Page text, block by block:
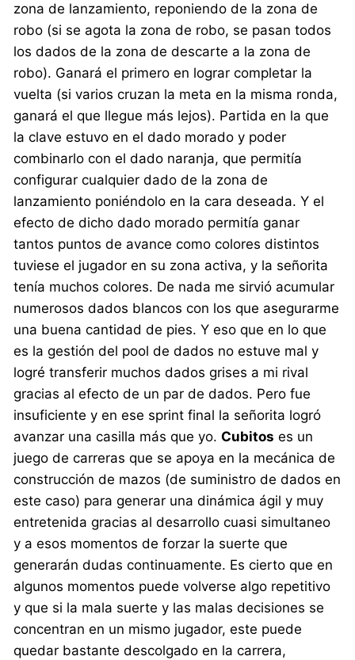
zona de lanzamiento, reponiendo de la zona de
robo (si se agota la zona de robo, se pasan todos
los dados de la zona de descarte a la zona de
robo). Ganará el primero en lograr completar la
vuelta (si varios cruzan la meta en la misma ronda,
ganará el que llegue más lejos). Partida en la que
la clave estuvo en el dado morado y poder
combinarlo con el dado naranja, que permitía
configurar cualquier dado de la zona de
lanzamiento poniéndolo en la cara deseada. Y el
efecto de dicho dado morado permitía ganar
tantos puntos de avance como colores distintos
tuviese el jugador en su zona activa, y la señorita
tenía muchos colores. De nada me sirvió acumular
numerosos dados blancos con los que asegurarme
una buena cantidad de pies. Y eso que en lo que
es la gestión del pool de dados no estuve mal y
logré transferir muchos dados grises a mi rival
gracias al efecto de un par de dados. Pero fue
insuficiente y en ese sprint final la señorita logró
avanzar una casilla más que yo.Cubitos es un
juego de carreras que se apoya en la mecánica de
construcción de mazos (de suministro de dados en
este caso) para generar una dinámica ágil y muy
entretenida gracias al desarrollo cuasi simultaneo
y a esos momentos de forzar la suerte que
generarán dudas continuamente. Es cierto que en
algunos momentos puede volverse algo repetitivo
y que si la mala suerte y las malas decisiones se
concentran en un mismo jugador, este puede
quedar bastante descolgado en la carrera,